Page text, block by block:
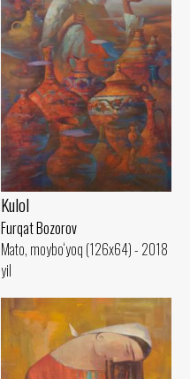
Kulol
Furqat Bozorov
Mato, moybo‘yoq (126x64) - 2018
yil